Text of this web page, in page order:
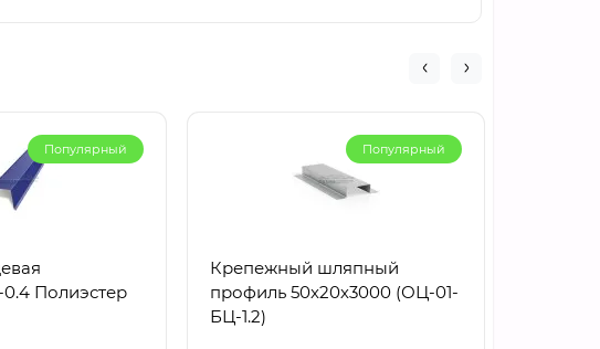
Популярный
0.4 Полиэстер
Популярный
Крепежный шляпный
профиль 50х20х3000 (ОЦ-01-
БЦ-1.2)